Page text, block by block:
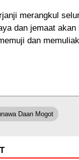
merangkul
dan jemaat akan
dan
Daan Mogot